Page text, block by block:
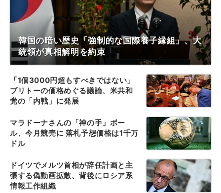
韓国の暗い歴史「強制的な国際養子縁組」、大
統領が真相解明を約束
「1個3000円超もすべきではない」
ブリトーの価格めぐる議論、米共和
党の「内戦」に発展
マラドーナさんの「神の手」ボー
ル、今月競売に 落札予想価格は1千万
ドル
ドイツでメルツ首相が辞任計画と主
張する偽動画拡散、背後にロシア系
情報工作組織